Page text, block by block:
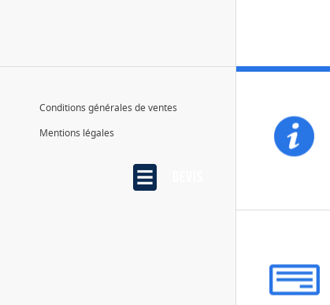
Conditions générales de ventes
Mentions légales